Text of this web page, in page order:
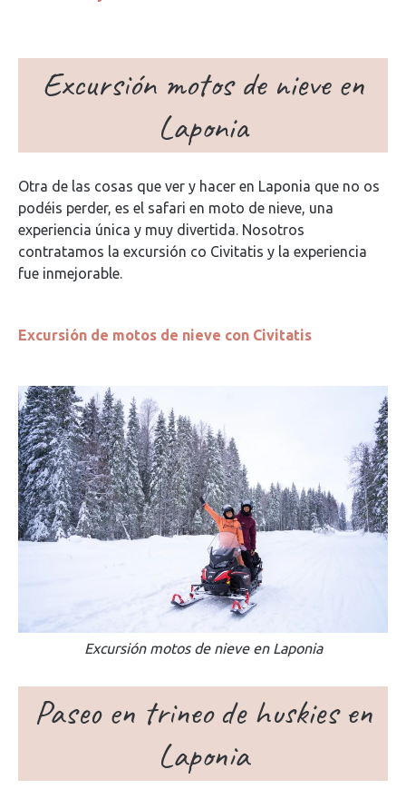
Excursión motos de nieve en
Laponia
Otra de las cosas que ver y hacer en Laponia que no os
podéis perder, es el safari en moto de nieve, una
experiencia única y muy divertida. Nosotros
contratamos la excursión co Civitatis y la experiencia
fue inmejorable.
Excursión de motos de nieve con Civitatis
Excursión motos de nieve en Laponia
Paseo en trineo de huskies en
Laponia